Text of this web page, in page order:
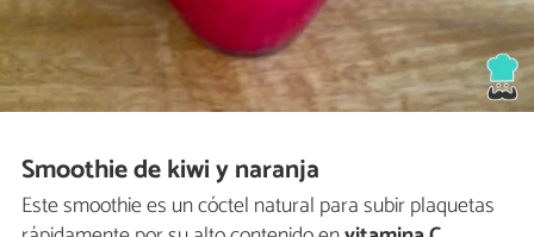
Smoothie de kiwi y naranja
Este smoothie es un cóctel natural para subir plaquetas